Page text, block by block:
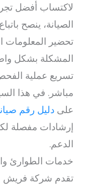
لاكتساب أفضل
الصيانة، ينصح
تحضير المعلومات
المشكلة بشكل
تسريع عملية
مباشر. في هذا
علىدليل رقم
إرشادات مفصلة
الدعم.
خدمات الطوارئ
تقدم شركة فريش